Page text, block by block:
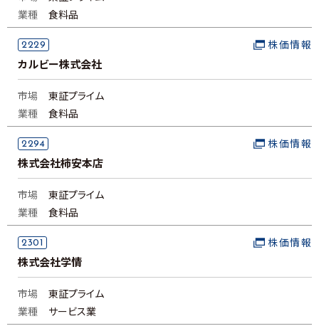
業種
食料品
2229
カルビー株式会社
株価情報
市場
東証プライム
業種
食料品
2294
株式会社柿安本店
株価情報
市場
東証プライム
業種
食料品
2301
株式会社学情
株価情報
市場
東証プライム
業種
サービス業